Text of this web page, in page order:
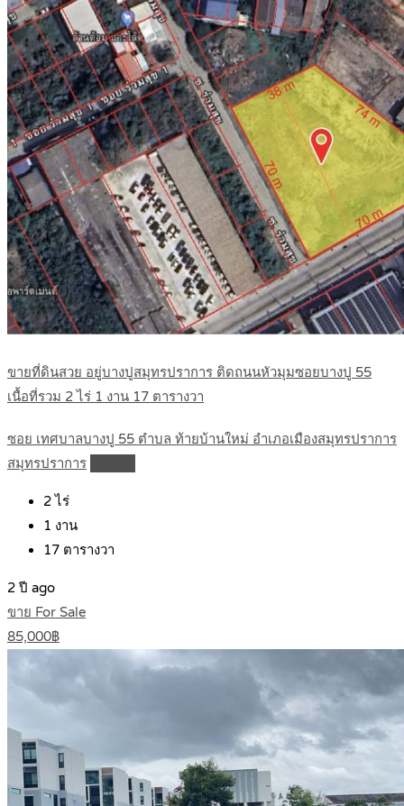
ขายที่ดินสวย อยู่บางปูสมุทรปราการ ติดถนนหัวมุมซอยบางปู 55
เนื้อที่รวม 2 ไร่ 1 งาน 17 ตารางวา
ซอย เทศบาลบางปู 55 ตำบล ท้ายบ้านใหม่ อำเภอเมืองสมุทรปราการ
สมุทรปราการ
2 ไร่
1 งาน
17 ตารางวา
2 ปี ago
ขาย For Sale
85,000฿